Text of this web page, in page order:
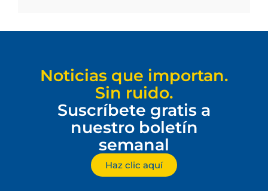
Noticias que importan.
Sin ruido.
Suscríbete gratis a
nuestro boletín
semanal
Haz clic aquí